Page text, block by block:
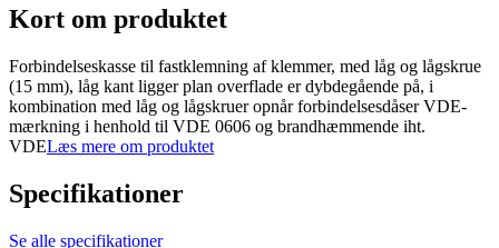
Kort om produktet
Forbindelseskasse til fastklemning af klemmer, med låg og lågskrue
(15 mm), låg kant ligger plan overflade er dybdegående på, i
kombination med låg og lågskruer opnår forbindelsesdåser VDE-
mærkning i henhold til VDE 0606 og brandhæmmende iht.
VDELæs mere om produktet
Specifikationer
Se alle specifikationer